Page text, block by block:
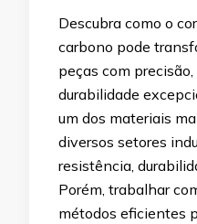
Descubra como o
carbono pode
peças com
durabilidade
um dos materiais
diversos setores
resistência,
Porém, trabalhar
métodos eficientes